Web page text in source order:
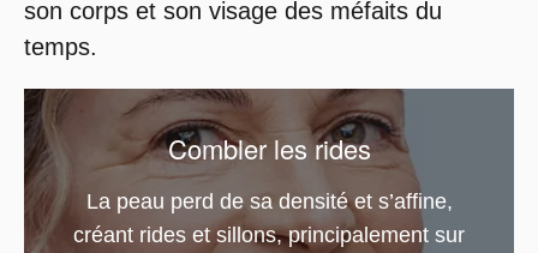
son corps et son visage des méfaits du
temps.
Combler les rides
La peau perd de sa densité et s’affine,
créant rides et sillons, principalement sur